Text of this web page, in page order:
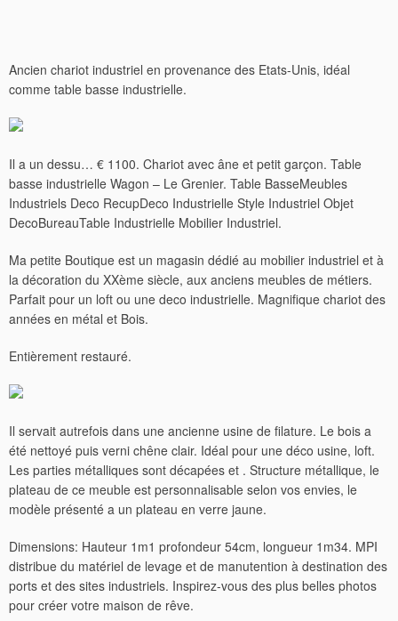
Ancien chariot industriel en provenance des Etats-Unis, idéal
comme table basse industrielle.
Il a un dessu… € 1100. Chariot avec âne et petit garçon. Table
basse industrielle Wagon – Le Grenier. Table BasseMeubles
Industriels Deco RecupDeco Industrielle Style Industriel Objet
DecoBureauTable Industrielle Mobilier Industriel.
Ma petite Boutique est un magasin dédié au mobilier industriel et à
la décoration du XXème siècle, aux anciens meubles de métiers.
Parfait pour un loft ou une deco industrielle. Magnifique chariot des
années en métal et Bois.
Entièrement restauré.
Il servait autrefois dans une ancienne usine de filature. Le bois a
été nettoyé puis verni chêne clair. Idéal pour une déco usine, loft.
Les parties métalliques sont décapées et . Structure métallique, le
plateau de ce meuble est personnalisable selon vos envies, le
modèle présenté a un plateau en verre jaune.
Dimensions: Hauteur 1m1 profondeur 54cm, longueur 1m34. MPI
distribue du matériel de levage et de manutention à destination des
ports et des sites industriels. Inspirez-vous des plus belles photos
pour créer votre maison de rêve.